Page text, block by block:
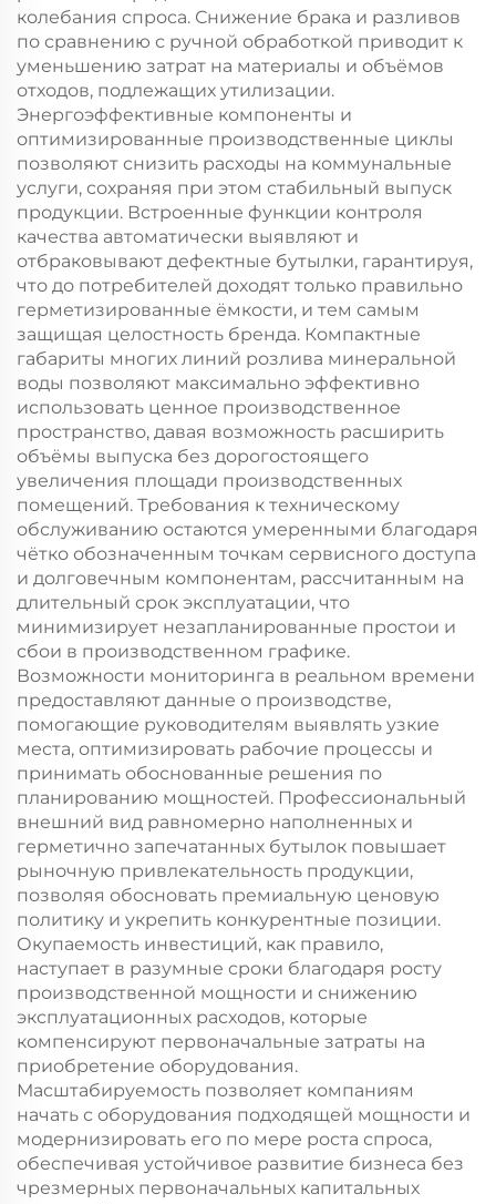
колебания спроса. Снижение брака и разливов
по сравнению с ручной обработкой приводит к
уменьшению затрат на материалы и объёмов
отходов, подлежащих утилизации.
Энергоэффективные компоненты и
оптимизированные производственные циклы
позволяют снизить расходы на коммунальные
услуги, сохраняя при этом стабильный выпуск
продукции. Встроенные функции контроля
качества автоматически выявляют и
отбраковывают дефектные бутылки, гарантируя,
что до потребителей доходят только правильно
герметизированные ёмкости, и тем самым
защищая целостность бренда. Компактные
габариты многих линий розлива минеральной
воды позволяют максимально эффективно
использовать ценное производственное
пространство, давая возможность расширить
объёмы выпуска без дорогостоящего
увеличения площади производственных
помещений. Требования к техническому
обслуживанию остаются умеренными благодаря
чётко обозначенным точкам сервисного доступа
и долговечным компонентам, рассчитанным на
длительный срок эксплуатации, что
минимизирует незапланированные простои и
сбои в производственном графике.
Возможности мониторинга в реальном времени
предоставляют данные о производстве,
помогающие руководителям выявлять узкие
места, оптимизировать рабочие процессы и
принимать обоснованные решения по
планированию мощностей. Профессиональный
внешний вид равномерно наполненных и
герметично запечатанных бутылок повышает
рыночную привлекательность продукции,
позволяя обосновать премиальную ценовую
политику и укрепить конкурентные позиции.
Окупаемость инвестиций, как правило,
наступает в разумные сроки благодаря росту
производственной мощности и снижению
эксплуатационных расходов, которые
компенсируют первоначальные затраты на
приобретение оборудования.
Масштабируемость позволяет компаниям
начать с оборудования подходящей мощности и
модернизировать его по мере роста спроса,
обеспечивая устойчивое развитие бизнеса без
чрезмерных первоначальных капитальных